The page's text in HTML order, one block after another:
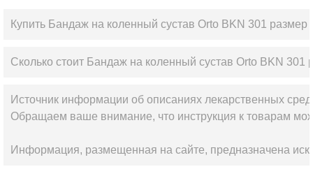
Купить Бандаж на коленный сустав Orto BKN 301 размер
Сколько стоит Бандаж на коленный сустав Orto BKN
Источник информации об описаниях лекарственных
Обращаем ваше внимание, что инструкция к товарам
Информация, размещенная на сайте, предназначена